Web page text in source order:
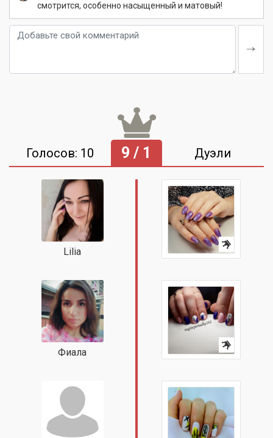
смотрится, особенно насыщенный и матовый!
Голосов: 10 9 / 1 Дуэли
Lilia
Фиала